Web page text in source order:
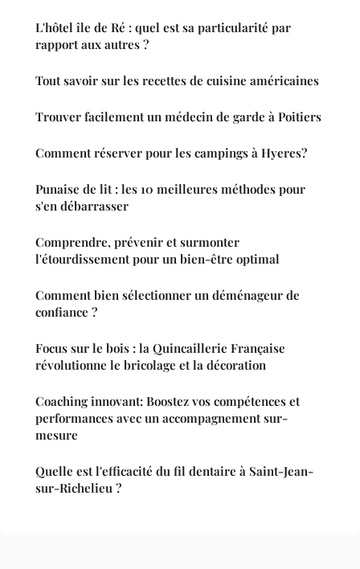
L'hôtel île de Ré : quel est sa particularité par
rapport aux autres ?
Tout savoir sur les recettes de cuisine américaines
Trouver facilement un médecin de garde à Poitiers
Comment réserver pour les campings à Hyeres?
Punaise de lit : les 10 meilleures méthodes pour
s'en débarrasser
Comprendre, prévenir et surmonter
l'étourdissement pour un bien-être optimal
Comment bien sélectionner un déménageur de
confiance ?
Focus sur le bois : la Quincaillerie Française
révolutionne le bricolage et la décoration
Coaching innovant: Boostez vos compétences et
performances avec un accompagnement sur-
mesure
Quelle est l'efficacité du fil dentaire à Saint-Jean-
sur-Richelieu ?